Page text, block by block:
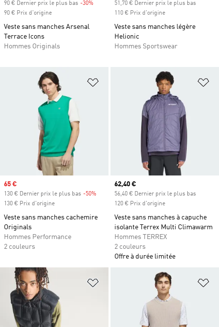
90 € Dernier prix le plus bas -30%
90 € Prix d'origine
Veste sans manches Arsenal
Terrace Icons
Hommes Originals
51,70 € Dernier prix le plus bas
110 € Prix d'origine
Veste sans manches légère
Helionic
Hommes Sportswear
Ajouter à la Liste de produits
Prix soldé
65 €
130 € Dernier prix le plus bas -50%
130 € Prix d'origine
Veste sans manches cachemire
Originals
Hommes Performance
2 couleurs
Prix actuel
62,40 €
56,40 € Dernier prix le plus bas
120 € Prix d'origine
Veste sans manches à capuche
isolante Terrex Multi Climawarm
Hommes TERREX
2 couleurs
Offre à durée limitée
Ajouter à la Liste de produits